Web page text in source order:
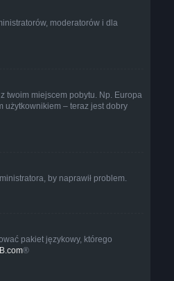
moderatorów i dla
twoim miejscem pobytu. Np. Europa
użytkownikiem – teraz jest dobry
by naprawił problem.
pakiet językowy, którego
®